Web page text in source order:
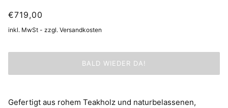
€719,00
inkl. MwSt - zzgl. Versandkosten
BALD WIEDER DA!
Gefertigt aus rohem Teakholz und naturbelassenen,